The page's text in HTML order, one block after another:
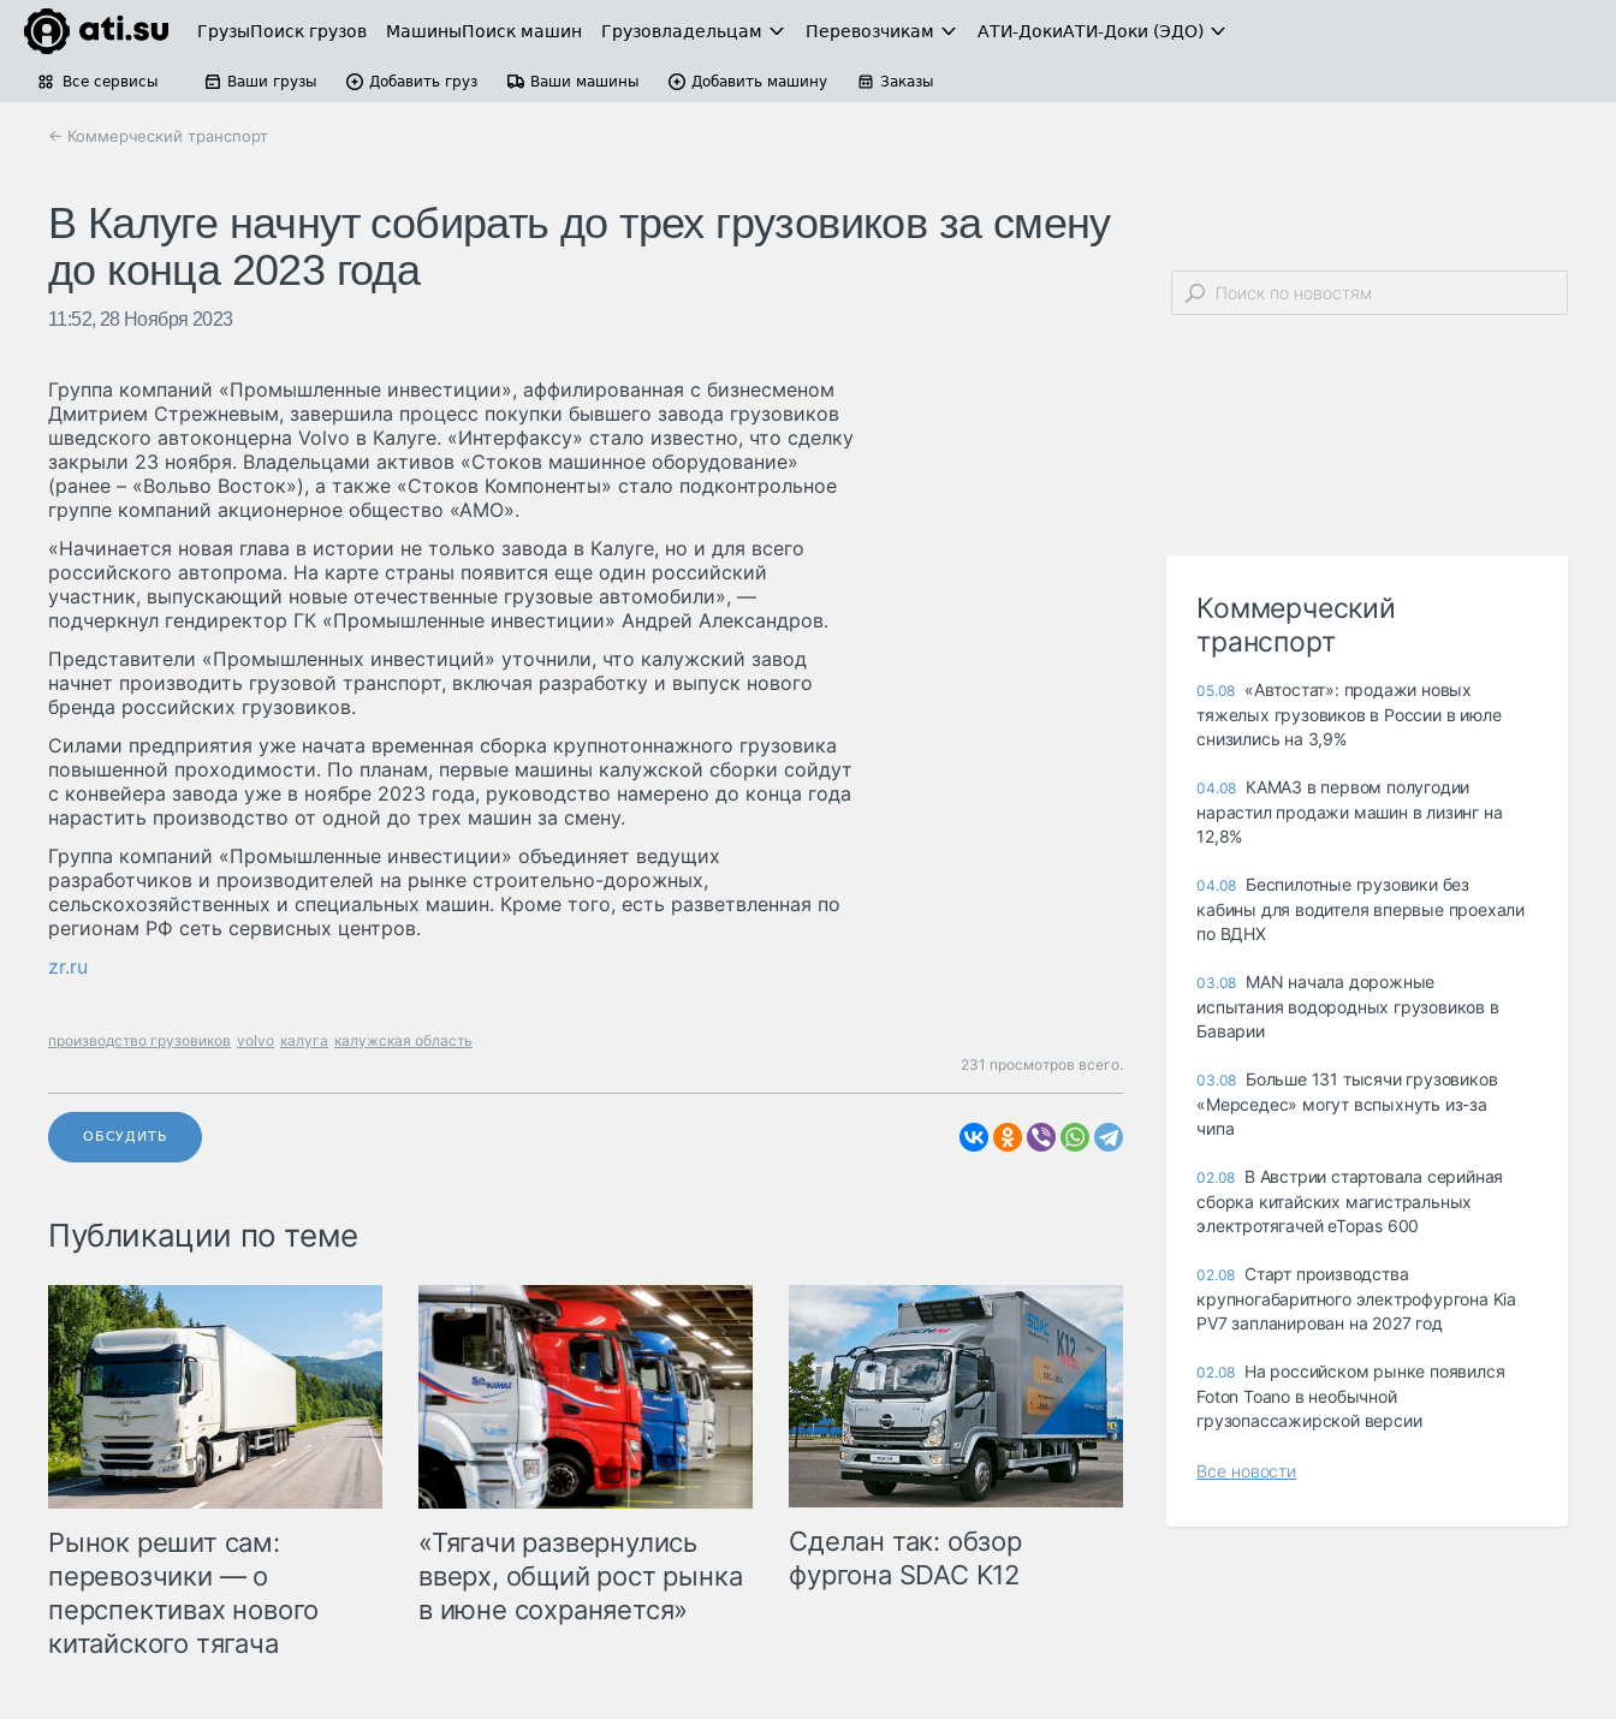
ГрузыПоиск грузов МашиныПоиск машин Грузовладельцам Перевозчикам АТИ-ДокиАТИ-Доки (ЭДО)
Все сервисы Ваши грузы Добавить груз Ваши машины Добавить машину Заказы
← Коммерческий транспорт
В Калуге начнут собирать до трех грузовиков за смену
до конца 2023 года
11:52, 28 Ноября 2023
Группа компаний «Промышленные инвестиции», аффилированная с бизнесменом
Дмитрием Стрежневым, завершила процесс покупки бывшего завода грузовиков
шведского автоконцерна Volvo в Калуге. «Интерфаксу» стало известно, что сделку
закрыли 23 ноября. Владельцами активов «Стоков машинное оборудование»
(ранее – «Вольво Восток»), а также «Стоков Компоненты» стало подконтрольное
группе компаний акционерное общество «АМО».
«Начинается новая глава в истории не только завода в Калуге, но и для всего
российского автопрома. На карте страны появится еще один российский
участник, выпускающий новые отечественные грузовые автомобили», —
подчеркнул гендиректор ГК «Промышленные инвестиции» Андрей Александров.
Представители «Промышленных инвестиций» уточнили, что калужский завод
начнет производить грузовой транспорт, включая разработку и выпуск нового
бренда российских грузовиков.
Силами предприятия уже начата временная сборка крупнотоннажного грузовика
повышенной проходимости. По планам, первые машины калужской сборки сойдут
с конвейера завода уже в ноябре 2023 года, руководство намерено до конца года
нарастить производство от одной до трех машин за смену.
Группа компаний «Промышленные инвестиции» объединяет ведущих
разработчиков и производителей на рынке строительно-дорожных,
сельскохозяйственных и специальных машин. Кроме того, есть разветвленная по
регионам РФ сеть сервисных центров.
zr.ru
производство грузовиков volvo калуга калужская область
231 просмотров всего.
ОБСУДИТЬ
Публикации по теме
Рынок решит сам:
перевозчики — о
перспективах нового
китайского тягача
«Тягачи развернулись
вверх, общий рост рынка
в июне сохраняется»
Сделан так: обзор
фургона SDAC K12
Коммерческий
транспорт
05.08 «Автостат»: продажи новых
тяжелых грузовиков в России в июле
снизились на 3,9%
04.08 КАМАЗ в первом полугодии
нарастил продажи машин в лизинг на
12,8%
04.08 Беспилотные грузовики без
кабины для водителя впервые проехали
по ВДНХ
03.08 MAN начала дорожные
испытания водородных грузовиков в
Баварии
03.08 Больше 131 тысячи грузовиков
«Мерседес» могут вспыхнуть из-за
чипа
02.08 В Австрии стартовала серийная
сборка китайских магистральных
электротягачей eTopas 600
02.08 Старт производства
крупногабаритного электрофургона Kia
PV7 запланирован на 2027 год
02.08 На российском рынке появился
Foton Toano в необычной
грузопассажирской версии
Все новости